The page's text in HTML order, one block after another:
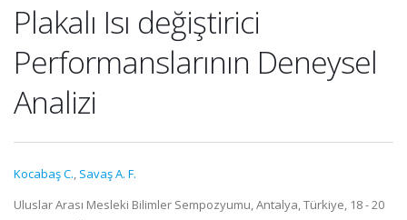
Plakalı Isı değiştirici
Performanslarının Deneysel
Analizi
Kocabaş C., Savaş A. F.
Uluslar Arası Mesleki Bilimler Sempozyumu, Antalya, Türkiye, 18 - 20